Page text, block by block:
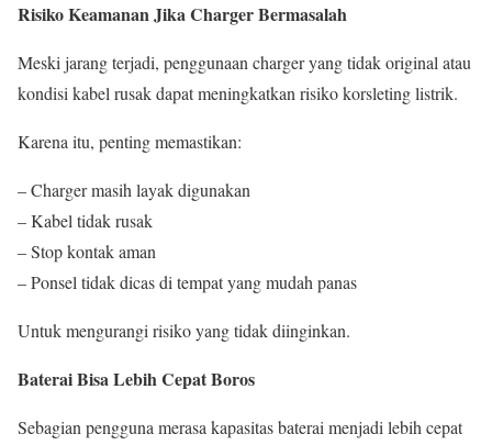
Risiko Keamanan Jika Charger Bermasalah
Meski jarang terjadi, penggunaan charger yang tidak original atau
kondisi kabel rusak dapat meningkatkan risiko korsleting listrik.
Karena itu, penting memastikan:
– Charger masih layak digunakan
– Kabel tidak rusak
– Stop kontak aman
– Ponsel tidak dicas di tempat yang mudah panas
Untuk mengurangi risiko yang tidak diinginkan.
Baterai Bisa Lebih Cepat Boros
Sebagian pengguna merasa kapasitas baterai menjadi lebih cepat